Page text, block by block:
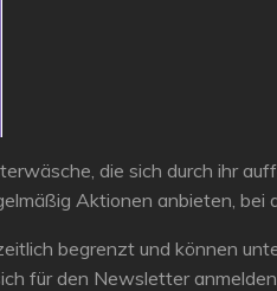
die sich durch ihr
Aktionen anbieten, bei
begrenzt und können
für den Newsletter